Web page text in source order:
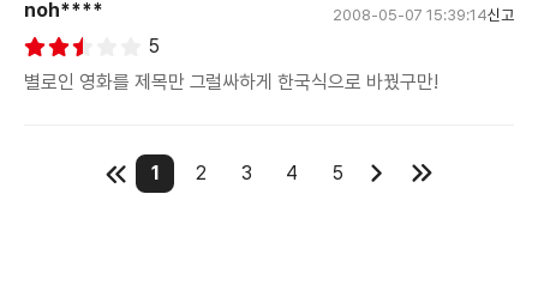
noh**** 2008-05-07 15:39:14신고
5
별로인 영화를 제목만 그럴싸하게 한국식으로 바꿨구만!
1 2 3 4 5